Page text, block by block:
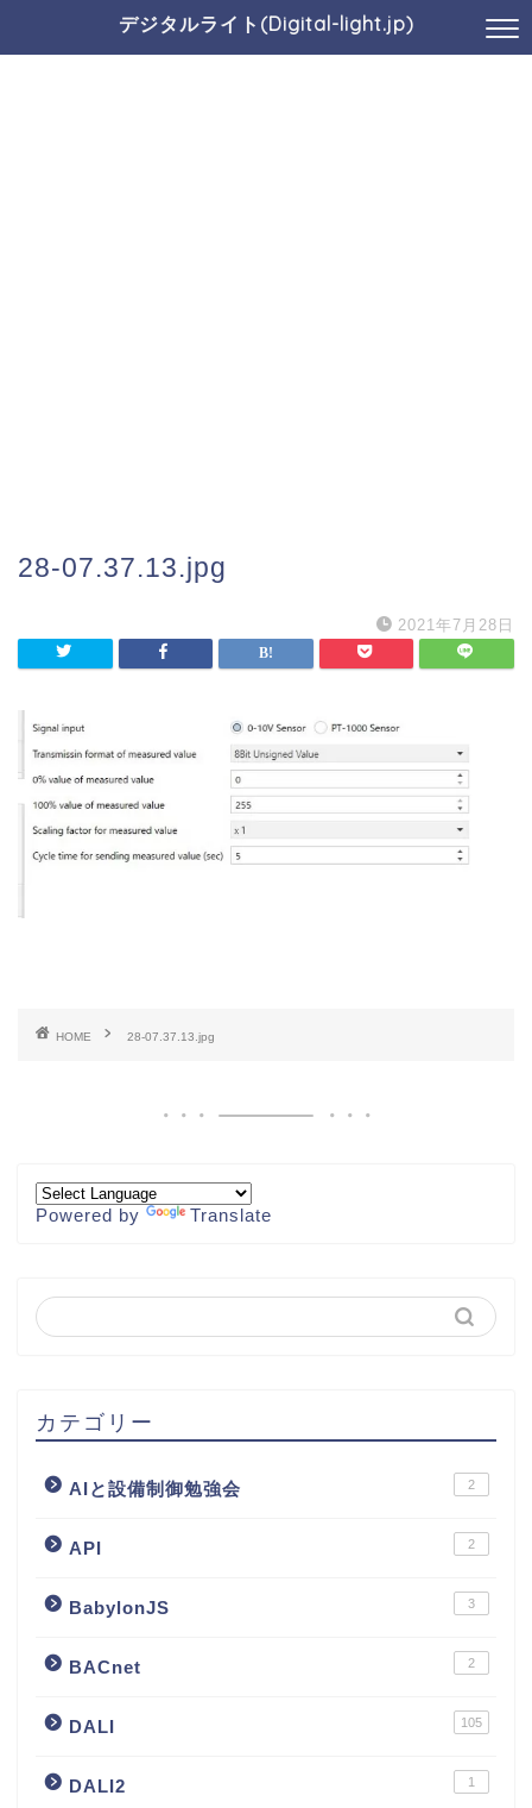
デジタルライト(Digital-light.jp)
28-07.37.13.jpg
2021年7月28日
HOME 28-07.37.13.jpg
Powered by Translate
カテゴリー
AIと設備制御勉強会 2
API 2
BabylonJS 3
BACnet 2
DALI 105
DALI2 1